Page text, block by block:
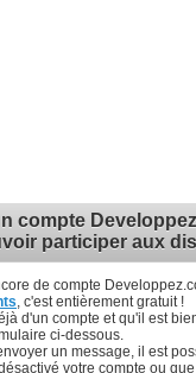
compte
participer aux
de compte
, c'est entièrement gratuit !
d'un compte et qu'il est
ci-dessous.
un message, il est
votre compte ou